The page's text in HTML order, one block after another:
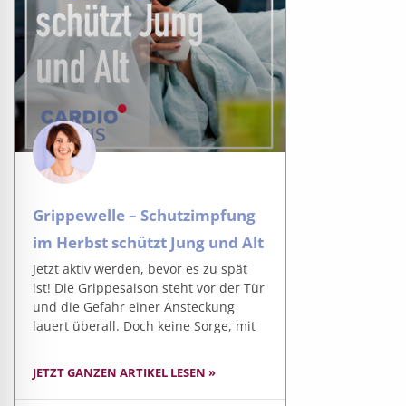
Grippewelle – Schutzimpfung
im Herbst schützt Jung und Alt
Jetzt aktiv werden, bevor es zu spät
ist! Die Grippesaison steht vor der Tür
und die Gefahr einer Ansteckung
lauert überall. Doch keine Sorge, mit
JETZT GANZEN ARTIKEL LESEN »